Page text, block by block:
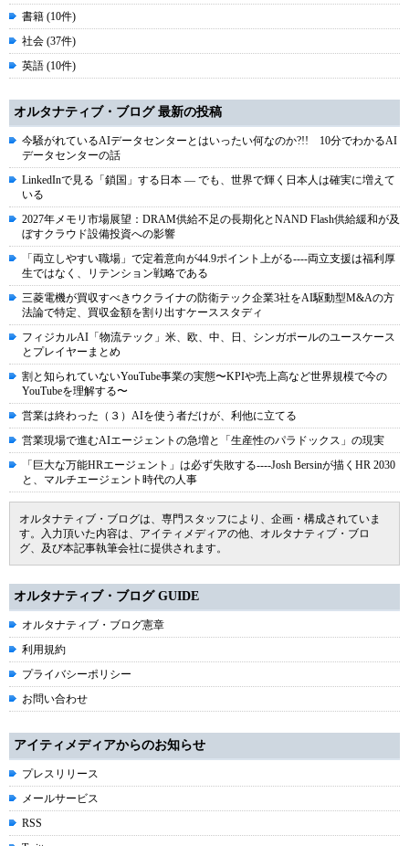
書籍 (10件)
社会 (37件)
英語 (10件)
オルタナティブ・ブログ 最新の投稿
今騒がれているAIデータセンターとはいったい何なのか?!! 10分でわかるAI
データセンターの話
LinkedInで見る「鎖国」する日本 ― でも、世界で輝く日本人は確実に増えて
いる
2027年メモリ市場展望：DRAM供給不足の長期化とNAND Flash供給緩和が及
ぼすクラウド設備投資への影響
「両立しやすい職場」で定着意向が44.9ポイント上がる----両立支援は福利厚
生ではなく、リテンション戦略である
三菱電機が買収すべきウクライナの防衛テック企業3社をAI駆動型M&Aの方
法論で特定、買収金額を割り出すケーススタディ
フィジカルAI「物流テック」米、欧、中、日、シンガポールのユースケース
とプレイヤーまとめ
割と知られていないYouTube事業の実態〜KPIや売上高など世界規模で今の
YouTubeを理解する〜
営業は終わった（３）AIを使う者だけが、利他に立てる
営業現場で進むAIエージェントの急増と「生産性のパラドックス」の現実
「巨大な万能HRエージェント」は必ず失敗する----Josh Bersinが描くHR 2030
と、マルチエージェント時代の人事
オルタナティブ・ブログは、専門スタッフにより、企画・構成されていま
す。入力頂いた内容は、アイティメディアの他、オルタナティブ・ブロ
グ、及び本記事執筆会社に提供されます。
オルタナティブ・ブログ GUIDE
オルタナティブ・ブログ憲章
利用規約
プライバシーポリシー
お問い合わせ
アイティメディアからのお知らせ
プレスリリース
メールサービス
RSS